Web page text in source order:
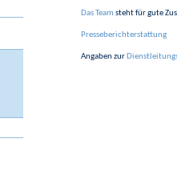
Das Team steht für gute
Presseberichterstattung
Angaben zur